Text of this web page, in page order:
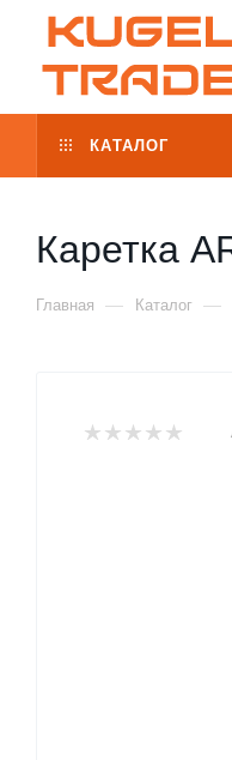
КАТАЛОГ
Каретка
Главная — Каталог —